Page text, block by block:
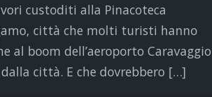
custoditi alla Pinacoteca
città che molti turisti hanno
al boom dell’aeroporto Caravaggio
città. E che dovrebbero […]